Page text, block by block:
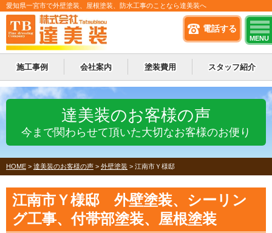
電話する
MENU
愛知県一宮市で外壁塗装、屋根塗装、防水工事のことなら達美装へ
施工事例 会社案内 塗装費用 スタッフ紹介
達美装のお客様の声
今まで関わらせて頂いた大切なお客様のお便り
HOME > 達美装のお客様の声 > 外壁塗装 > 江南市Ｙ様邸
江南市Ｙ様邸 外壁塗装、シーリン
グ工事、付帯部塗装、屋根塗装